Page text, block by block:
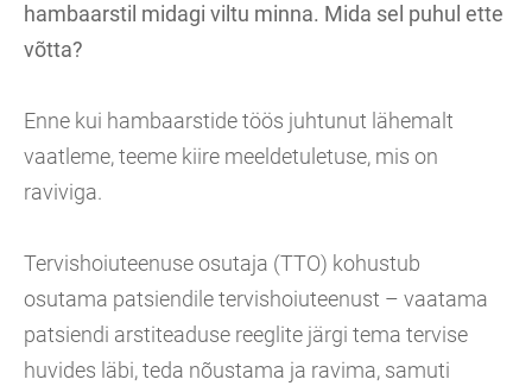
hambaarstil midagi viltu minna. Mida sel puhul ette
võtta?
Enne kui hambaarstide töös juhtunut lähemalt
vaatleme, teeme kiire meeldetuletuse, mis on
raviviga.
Tervishoiuteenuse osutaja (TTO) kohustub
osutama patsiendile tervishoiuteenust – vaatama
patsiendi arstiteaduse reeglite järgi tema tervise
huvides läbi, teda nõustama ja ravima, samuti